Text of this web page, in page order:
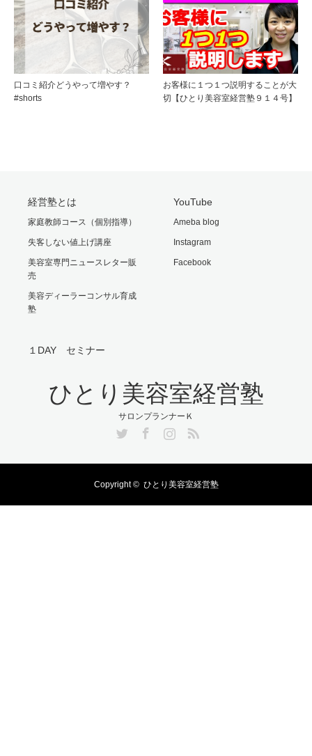
口コミ紹介どうやって増やす？
#shorts
お客様に１つ１つ説明することが大
切【ひとり美容室経営塾９１４号】
経営塾とは
家庭教師コース（個別指導）
失客しない値上げ講座
美容室専門ニュースレター販
売
美容ディーラーコンサル育成
塾
YouTube
Ameba blog
Instagram
Facebook
１DAY セミナー
ひとり美容室経営塾
サロンプランナーＫ
Copyright © ひとり美容室経営塾